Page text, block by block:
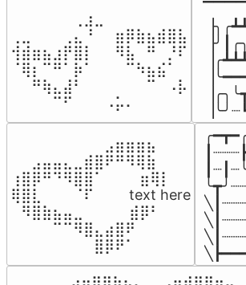
⠀⠀⠀⠀⠀⠀⢀⣰⣀⠀⠀⠀⠀⠀⠀⠀⠀
⢀⣀⠀⠀⠀⢀⣄⠘⠀⠀⣶⡿⣷⣦⣾⣿⣧
⢺⣾⣶⣦⣰⡟⣿⡇⠀⠀⠻⣧⠀⠛⠀⡘⠏
⠈⢿⡆⠉⠛⠁⡷⠁⠀⠀⠀⠉⠳⣦⣮⠁⠀
⠀⠀⠛⢷⣄⣼⠃⠀⠀⠀⠀⠀⠀⠉⠀⠠⡧
⠀⠀⠀⠀⠉⠋⠀⠀⠀⠠⡥⠄⠀⠀⠀⠀⠀
⠀⠀⠀⠀⠀⠀⠀⠀⠀⣠⣶⣶⣶⣦⠀⠀
⠀⠀⣠⣤⣤⣄⣀⣾⣿⠟⠛⠻⢿⣷⠀
⢰⣿⡿⠛⠙⠻⣿⣿⠁⠀⠀ ⠀⣶⢿⡇
⢿⣿⣇⠀⠀⠀⠈⠏⠀⠀⠀ text here
⠀⠻⣿⣷⣦⣤⣀⠀⠀⠀ ⠀⣾⡿⠃⠀
⠀⠀⠀⠀⠉⠉⠻⣿⣄⣴⣿⠟⠀⠀⠀
⠀⠀⠀⠀⠀⠀⠀⠀⣿⡿⠟⠁⠀⠀⠀
⠀⣠⣤⣶⣶⣦⣄⡀  ⠀⢀⣤⣴⣶⣶⣤⣀⠀